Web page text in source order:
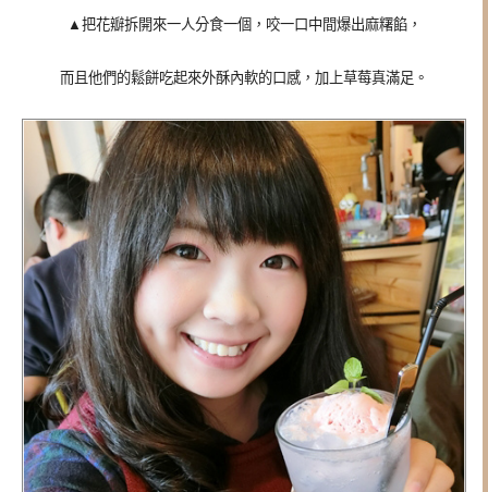
▲把花瓣拆開來一人分食一個，咬一口中間爆出麻糬餡，
而且他們的鬆餅吃起來外酥內軟的口感，加上草莓真滿足。